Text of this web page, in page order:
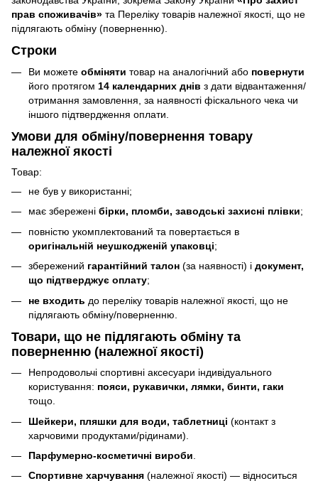
прав споживачів» та Переліку товарів належної якості, що не
підлягають обміну (поверненню).
Строки
Ви можете обміняти товар на аналогічний або повернути
його протягом 14 календарних днів з дати відвантаження/
отримання замовлення, за наявності фіскального чека чи
іншого підтвердження оплати.
Умови для обміну/повернення товару
належної якості
Товар:
не був у використанні;
має збережені бірки, пломби, заводські захисні плівки;
повністю укомплектований та повертається в
оригінальній неушкодженій упаковці;
збережений гарантійний талон (за наявності) і документ,
що підтверджує оплату;
не входить до переліку товарів належної якості, що не
підлягають обміну/поверненню.
Товари, що не підлягають обміну та
поверненню (належної якості)
Непродовольчі спортивні аксесуари індивідуального
користування: пояси, рукавички, лямки, бинти, гаки
тощо.
Шейкери, пляшки для води, таблетниці (контакт з
харчовими продуктами/рідинами).
Парфумерно-косметичні вироби
Спортивне харчування (належної якості) — відноситься